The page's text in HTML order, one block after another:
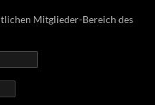
Mitglieder-Bereich des